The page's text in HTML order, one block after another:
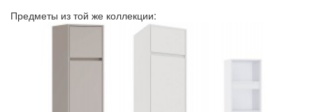
Предметы из той же коллекции: